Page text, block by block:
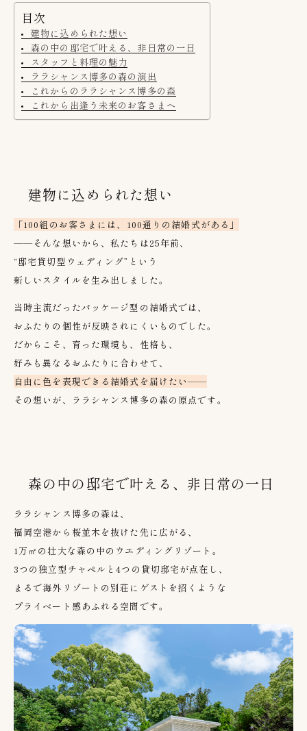
目次
建物に込められた想い
森の中の邸宅で叶える、非日常の一日
スタッフと料理の魅力
ララシャンス博多の森の演出
これからのララシャンス博多の森
これから出逢う未来のお客さまへ
建物に込められた想い
「100組のお客さまには、100通りの結婚式がある」
——そんな想いから、私たちは25年前、
“邸宅貸切型ウェディング” という
新しいスタイルを生み出しました。
当時主流だったパッケージ型の結婚式では、
おふたりの個性が反映されにくいものでした。
だからこそ、育った環境も、性格も、
好みも異なるおふたりに合わせて、
自由に色を表現できる結婚式を届けたい——
その想いが、ララシャンス博多の森の原点です。
森の中の邸宅で叶える、非日常の一日
ララシャンス博多の森は、
福岡空港から桜並木を抜けた先に広がる、
1万㎡の壮大な森の中のウエディングリゾート。
3つの独立型チャペルと4つの貸切邸宅が点在し、
まるで海外リゾートの別荘にゲストを招くような
プライベート感あふれる空間です。